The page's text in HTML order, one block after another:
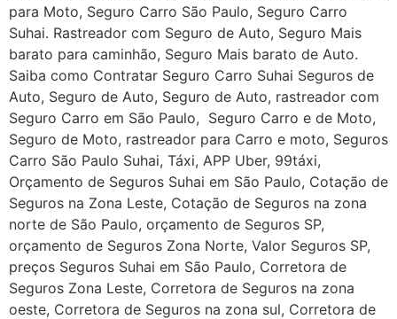
para Moto, Seguro Carro São Paulo, Seguro Carro
Suhai. Rastreador com Seguro de Auto, Seguro Mais
barato para caminhão, Seguro Mais barato de Auto.
Saiba como Contratar Seguro Carro Suhai Seguros de
Auto, Seguro de Auto, Seguro de Auto, rastreador com
Seguro Carro em São Paulo, Seguro Carro e de Moto,
Seguro de Moto, rastreador para Carro e moto, Seguros
Carro São Paulo Suhai, Táxi, APP Uber, 99táxi,
Orçamento de Seguros Suhai em São Paulo, Cotação de
Seguros na Zona Leste, Cotação de Seguros na zona
norte de São Paulo, orçamento de Seguros SP,
orçamento de Seguros Zona Norte, Valor Seguros SP,
preços Seguros Suhai em São Paulo, Corretora de
Seguros Zona Leste, Corretora de Seguros na zona
oeste, Corretora de Seguros na zona sul, Corretora de